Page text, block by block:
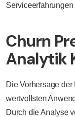
Churn
Analytik
Die Vorhersage
wertvollsten
Durch die Analyse